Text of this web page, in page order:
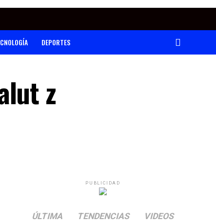
DEPORTES
z
PUBLICIDAD
ÚLTIMA TENDENCIAS VIDEOS